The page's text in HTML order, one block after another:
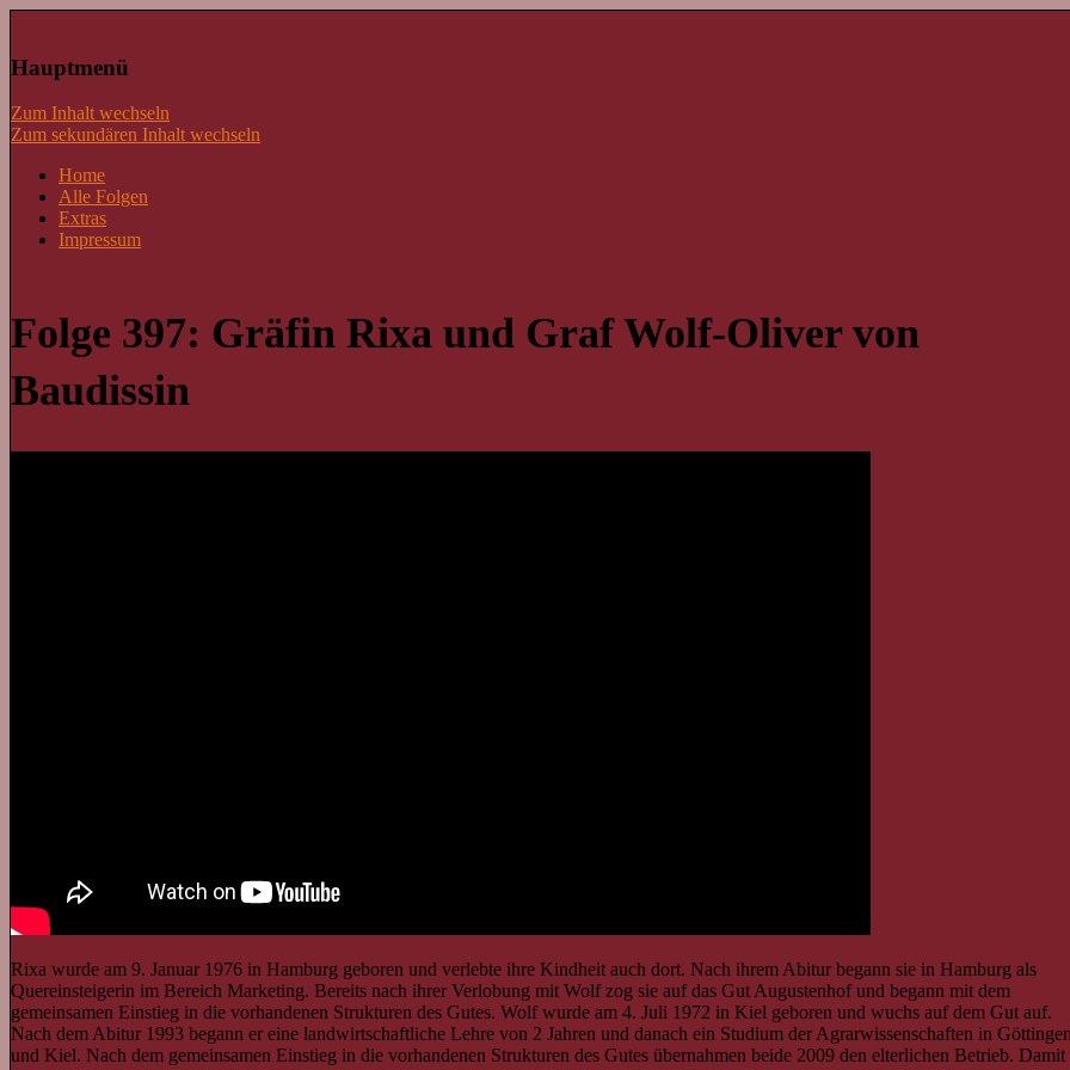
Lass mal schnacken!
Hauptmenü
Zum Inhalt wechseln
Zum sekundären Inhalt wechseln
Home
Alle Folgen
Extras
Impressum
Folge 397: Gräfin Rixa und Graf Wolf-Oliver von
Baudissin
Rixa wurde am 9. Januar 1976 in Hamburg geboren und verlebte ihre Kindheit auch dort. Nach ihrem Abitur begann sie in Hamburg als
Quereinsteigerin im Bereich Marketing. Bereits nach ihrer Verlobung mit Wolf zog sie auf das Gut Augustenhof und begann mit dem
gemeinsamen Einstieg in die vorhandenen Strukturen des Gutes. Wolf wurde am 4. Juli 1972 in Kiel geboren und wuchs auf dem Gut auf.
Nach dem Abitur 1993 begann er eine landwirtschaftliche Lehre von 2 Jahren und danach ein Studium der Agrarwissenschaften in
und Kiel. Nach dem gemeinsamen Einstieg in die vorhandenen Strukturen des Gutes übernahmen beide 2009 den elterlichen Betrieb. Damit